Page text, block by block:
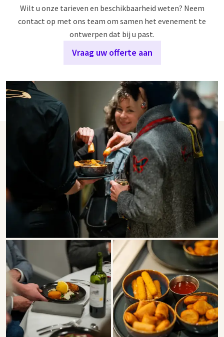
Wilt u onze tarieven en beschikbaarheid weten? Neem
contact op met ons team om samen het evenement te
ontwerpen dat bij u past.
Vraag uw offerte aan